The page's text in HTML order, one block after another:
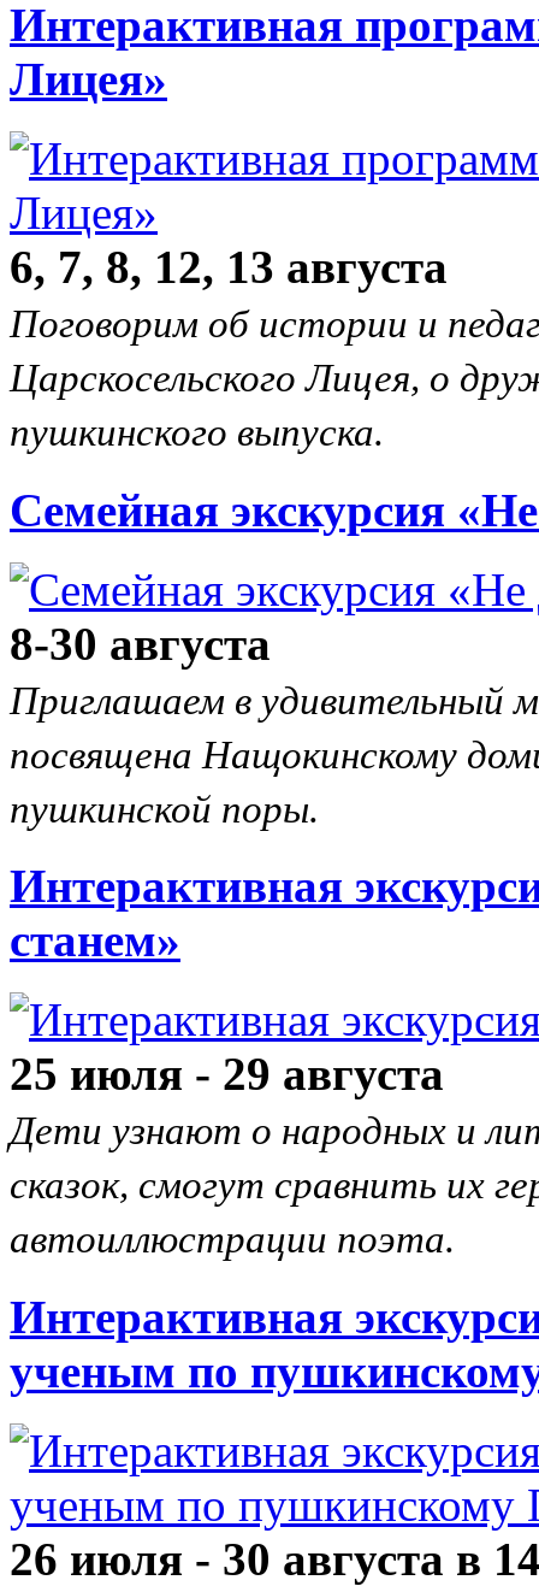
Интерактивная
Лицея»
6, 7, 8, 12, 13 августа
Поговорим об истории и
Царскосельского Лицея, о
пушкинского выпуска.
Семейная экскурсия
8-30 августа
Приглашаем в удивительный
посвящена Нащокинскому
пушкинской поры.
Интерактивная
станем»
25 июля - 29 августа
Дети узнают о народных и
сказок, смогут сравнить их
автоиллюстрации поэта.
Интерактивная
ученым по
26 июля - 30 августа в